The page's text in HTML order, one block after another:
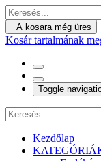
A kosara még üres
Kosár tartalmának
Toggle
Kezdőlap